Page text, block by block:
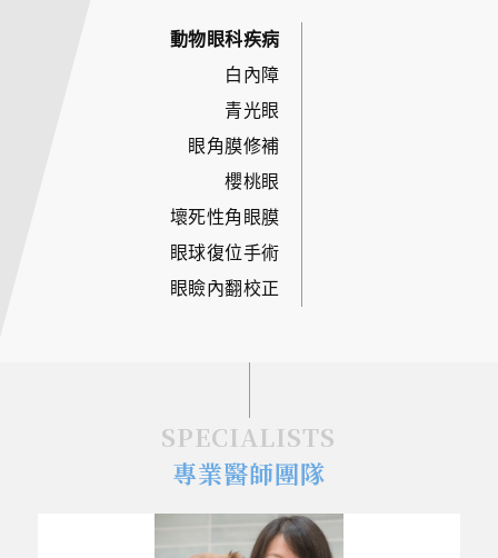
動物眼科疾病
白內障
青光眼
眼角膜修補
櫻桃眼
壞死性角眼膜
眼球復位手術
眼瞼內翻校正
SPECIALISTS
專業醫師團隊